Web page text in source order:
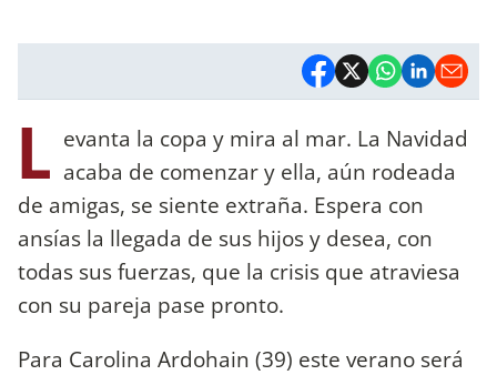
L evanta la copa y mira al mar. La Navidad
acaba de comenzar y ella, aún rodeada
de amigas, se siente extraña. Espera con
ansías la llegada de sus hijos y desea, con
todas sus fuerzas, que la crisis que atraviesa
con su pareja pase pronto.
Para Carolina Ardohain (39) este verano será